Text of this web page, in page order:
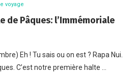
voyage
de Pâques: l’Immémoriale
Eh ! Tu sais ou on est ? Rapa Nui.
C’est notre première halte …